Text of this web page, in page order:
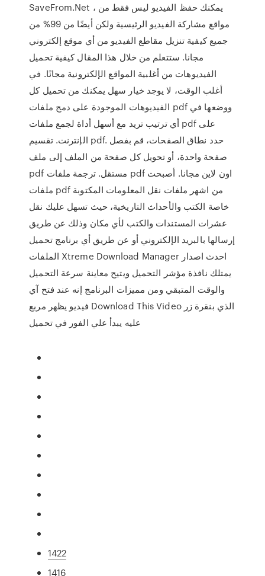
SaveFrom.Net ، يمكنك حفظ الفيديو ليس فقط من
مواقع مشاركة الفيديو الرئيسية ولكن أيضًا من 99% من
جميع كيفية تنزيل مقاطع الفيديو من أي موقع إلكتروني
مجانا. ستتعلم من خلال هذا المقال كيفية تحميل
الفيديوهات من أغلبية المواقع الإلكترونية مجانًا. في
أغلب الوقت، لا يوجد خيار سهل يمكنك من تحميل كل
الفيديوهات الموجودة على دمج ملفات pdf ووضعها في
أي ترتيب تريد مع أسهل أداة لجمع ملفات pdf على
الإنترنت. تقسيم pdf. حدد نطاق الصفحات، قم بفصل
صفحة واحدة، أو تحويل كل صفحة من الملف إلى ملف
pdf مستقل. ترجمة ملفات pdf اون لاين مجانا. أصبحت
ملفات pdf من اشهر ملفات نقل المعلومات المكتوبة
خاصة الكتب والأحداث التاريخية، حيث تسهل عليك نقل
عشرات المستندات والكتب لأي مكان وذلك عن طريق
إرسالها بالبريد الإلكتروني أو عن طريق أي برنامج تحميل
الملفات Xtreme Download Manager احدث اصدار
يمتلك نافذة مؤشر التحميل ويتيح معاينة سرعة التحميل
والوقت المتبقي ومن مميزات البرنامج إنه عند فتح آي
فيديو يظهر مربع Download This Video الذي بنقرة زر
عليه يبدأ علي الفور في تحميل
1422
1416